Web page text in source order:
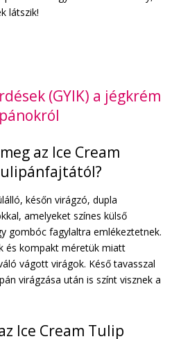
látszik!
(GYIK) a jégkrém
az Ice Cream
későn virágzó, dupla
amelyeket színes külső
gombóc fagylaltra emlékeztetnek.
és kompakt méretük miatt
vágott virágok. Késő tavasszal
virágzása után is színt visznek a
Ice Cream Tulip